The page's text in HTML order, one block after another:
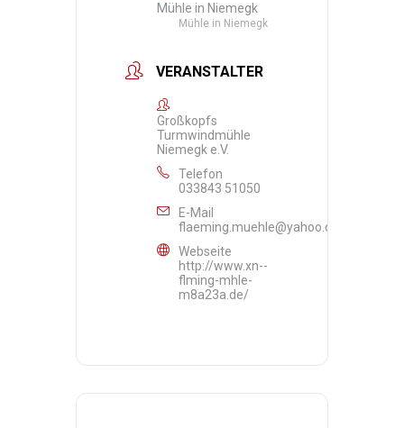
Mühle in Niemegk
Mühle in Niemegk
VERANSTALTER
Großkopfs
Turmwindmühle
Niemegk e.V.
Telefon
033843 51050
E-Mail
flaeming.muehle@yahoo.de
Webseite
http://www.xn--
flming-mhle-
m8a23a.de/